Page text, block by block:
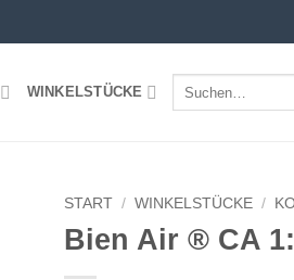
WINKELSTÜCKE
START / WINKELSTÜCKE /
Bien Air ® CA